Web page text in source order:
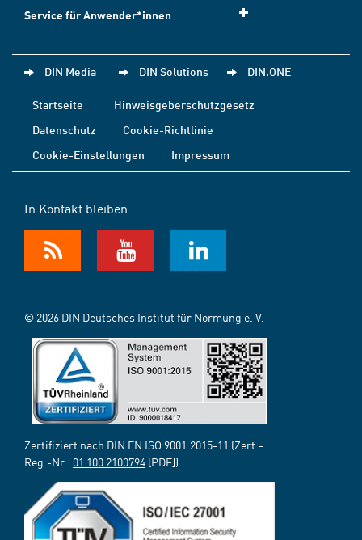
Service für Anwender*innen
DIN Media DIN Solutions DIN.ONE
Startseite
Hinweisgeberschutzgesetz
Datenschutz
Cookie-Richtlinie
Cookie-Einstellungen
Impressum
In Kontakt bleiben
© 2026 DIN Deutsches Institut für Normung e. V.
Zertifiziert nach DIN EN ISO 9001:2015-11 (Zert.-
Reg.-Nr.: 01 100 2100794 [PDF])